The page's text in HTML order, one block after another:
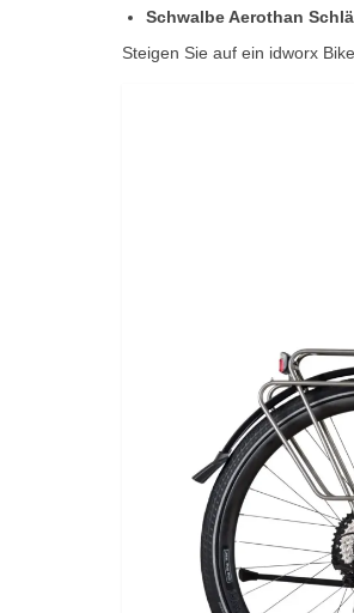
Schwalbe Aerothan
Steigen Sie auf ein idworx